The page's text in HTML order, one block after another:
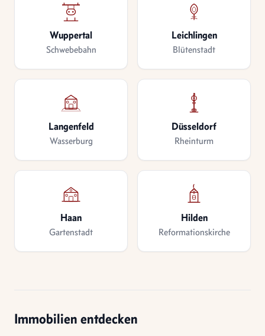
Wuppertal
Schwebebahn
Leichlingen
Blütenstadt
Langenfeld
Wasserburg
Düsseldorf
Rheinturm
Haan
Gartenstadt
Hilden
Reformationskirche
Immobilien entdecken